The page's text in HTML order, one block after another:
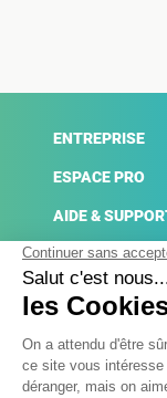
ENTREPRISE
ESPACE PRO
AIDE &
ACTUALITÉS